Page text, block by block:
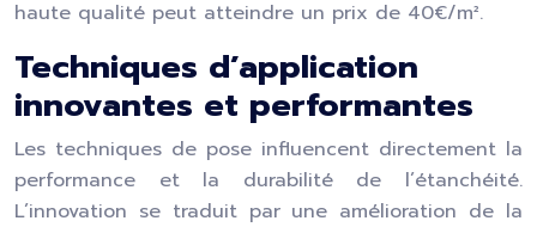
haute qualité peut atteindre un prix de 40€/m².
Techniques d’application
innovantes et performantes
Les techniques de pose influencent directement la
performance et la durabilité de l’étanchéité.
L’innovation se traduit par une amélioration de la